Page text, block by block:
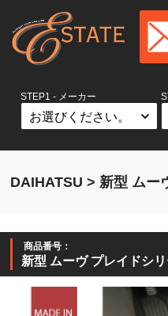
STEP1 - メーカー
DAIHATSU > 新型 ムー
商品番号：
新型 ムーヴ プレイドシ